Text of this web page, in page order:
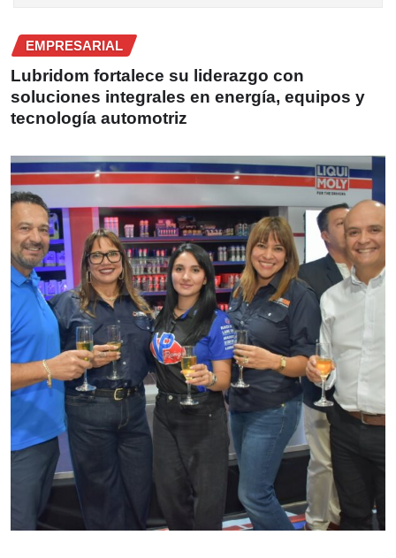
EMPRESARIAL
Lubridom fortalece su liderazgo con
soluciones integrales en energía, equipos y
tecnología automotriz